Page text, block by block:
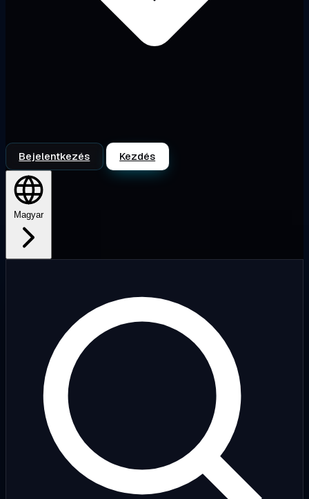
Bejelentkezés Kezdés
Magyar